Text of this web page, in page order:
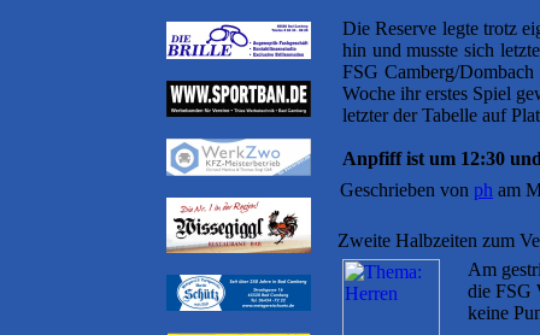
Die Reserve legte trotz
hin und musste sich
FSG Camberg/
Woche ihr erstes Spiel
letzter der Tabelle auf
Anpfiff ist um 12:30
Geschrieben von ph am
Zweite Halbzeiten zum
Am
die FSG
keine